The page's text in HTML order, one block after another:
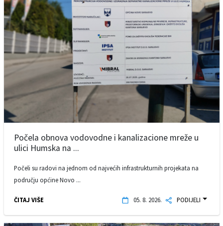
Počela obnova vodovodne i kanalizacione mreže u
ulici Humska na ...
Počeli su radovi na jednom od najvećih infrastrukturnih projekata na
području općine Novo ...
ČITAJ VIŠE 05. 8. 2026. PODIJELI